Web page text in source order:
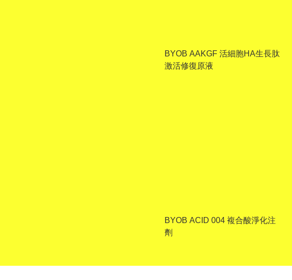
BYOB AAKGF 活細胞HA生長肽
激活修復原液
BYOB ACID 004 複合酸淨化注
劑